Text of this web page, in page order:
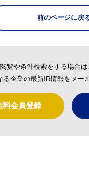
前のページに戻
覧や条件検索をする場合は
る企業の最新IR情報をメー
料会員登録